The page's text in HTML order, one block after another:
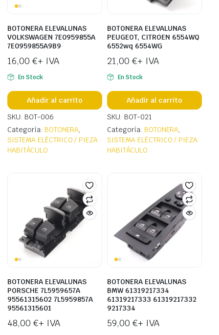
BOTONERA ELEVALUNAS
VOLKSWAGEN 7E0959855A
7E0959855A9B9
16,00 €+ IVA
En Stock
Añadir al carrito
SKU: BOT-006
Categoría: BOTONERA,
SISTEMA ELÉCTRICO / PIEZA
HABITÁCULO
BOTONERA ELEVALUNAS
PEUGEOT, CITROEN 6554WQ
6552wq 6554WG
21,00 €+ IVA
En Stock
Añadir al carrito
SKU: BOT-021
Categoría: BOTONERA,
SISTEMA ELÉCTRICO / PIEZA
HABITÁCULO
BOTONERA ELEVALUNAS
PORSCHE 7L5959657A
95561315602 7L5959857A
95561315601
48,00 €+ IVA
BOTONERA ELEVALUNAS
BMW 61319217334
61319217333 61319217332
9217334
59,00 €+ IVA